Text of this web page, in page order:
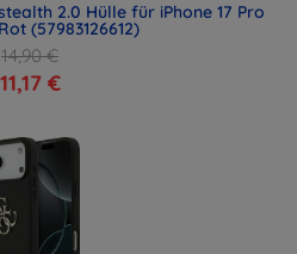
2.0 Hülle für iPhone 17 Pro
(57983126612)
14,90 €
11,17 €